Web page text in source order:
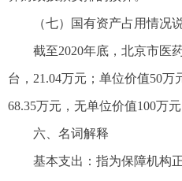
（七）国有资产占用情况
截至2020年底，北京市医
台，21.04万元；单位价值50万
68.35万元，无单位价值100万
六、名词解释
基本支出：指为保障机构